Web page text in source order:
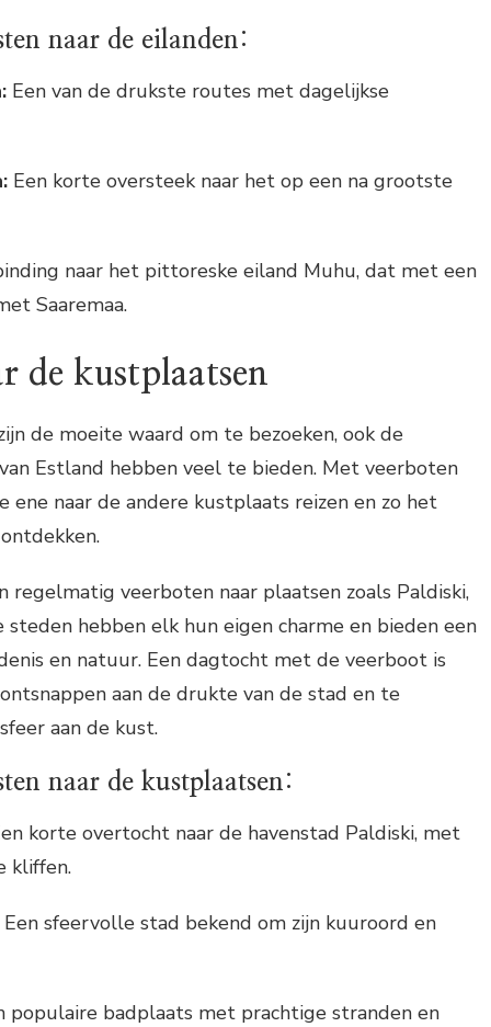
naar de eilanden:
Een van de drukste routes met dagelijkse
Een korte oversteek naar het op een na grootste
naar het pittoreske eiland Muhu, dat met een
Saaremaa.
de kustplaatsen
de moeite waard om te bezoeken, ook de
Estland hebben veel te bieden. Met veerboten
ene naar de andere kustplaats reizen en zo het
regelmatig veerboten naar plaatsen zoals Paldiski,
steden hebben elk hun eigen charme en bieden een
en natuur. Een dagtocht met de veerboot is
aan de drukte van de stad en te
aan de kust.
naar de kustplaatsen:
korte overtocht naar de havenstad Paldiski, met
kliffen.
Een sfeervolle stad bekend om zijn kuuroord en
populaire badplaats met prachtige stranden en